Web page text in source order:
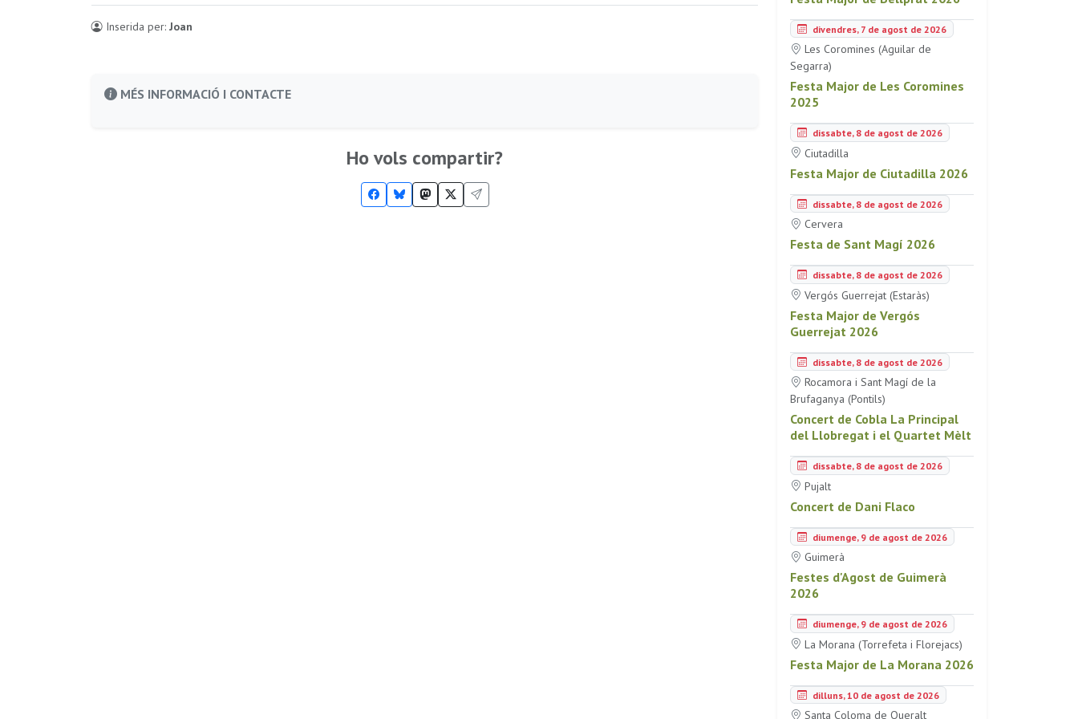
Inserida per: Joan
MÉS INFORMACIÓ I CONTACTE
Ho vols compartir?
divendres, 7 de agost de 2026
Les Coromines (Aguilar de
Segarra)
Festa Major de Les Coromines
2025
dissabte, 8 de agost de 2026
Ciutadilla
Festa Major de Ciutadilla 2026
dissabte, 8 de agost de 2026
Cervera
Festa de Sant Magí 2026
dissabte, 8 de agost de 2026
Vergós Guerrejat (Estaràs)
Festa Major de Vergós
Guerrejat 2026
dissabte, 8 de agost de 2026
Rocamora i Sant Magí de la
Brufaganya (Pontils)
Concert de Cobla La Principal
del Llobregat i el Quartet Mèlt
dissabte, 8 de agost de 2026
Pujalt
Concert de Dani Flaco
diumenge, 9 de agost de 2026
Guimerà
Festes d'Agost de Guimerà
2026
diumenge, 9 de agost de 2026
La Morana (Torrefeta i Florejacs)
Festa Major de La Morana 2026
dilluns, 10 de agost de 2026
Santa Coloma de Queralt